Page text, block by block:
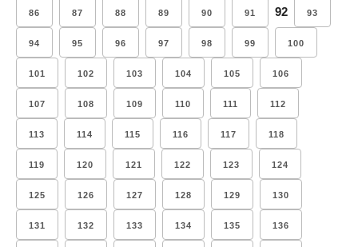
86 87 88 89 90 91 92 93
94 95 96 97 98 99 100
101 102 103 104 105 106
107 108 109 110 111 112
113 114 115 116 117 118
119 120 121 122 123 124
125 126 127 128 129 130
131 132 133 134 135 136